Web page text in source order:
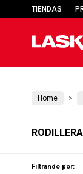
TIENDAS
Home
Filtrando por: